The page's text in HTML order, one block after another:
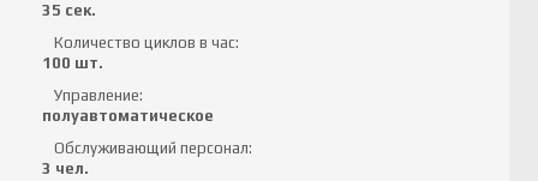
35 сек.
Количество циклов в час:
100 шт.
Управление:
полуавтоматическое
Обслуживающий персонал:
3 чел.